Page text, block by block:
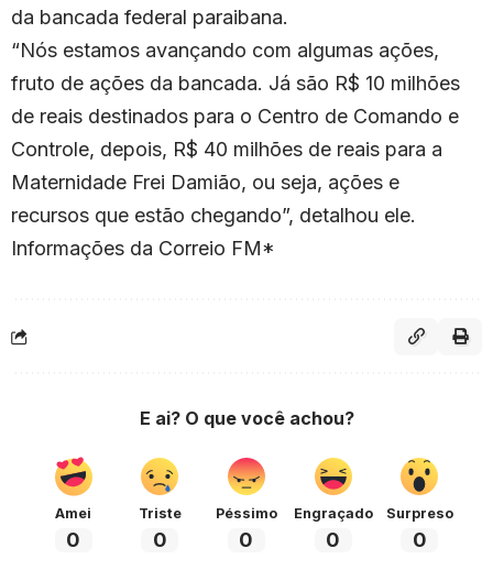
da bancada federal paraibana.
“Nós estamos avançando com algumas ações,
fruto de ações da bancada. Já são R$ 10 milhões
de reais destinados para o Centro de Comando e
Controle, depois, R$ 40 milhões de reais para a
Maternidade Frei Damião, ou seja, ações e
recursos que estão chegando”, detalhou ele.
Informações da Correio FM*
E ai? O que você achou?
Amei
0
Triste
0
Péssimo
0
Engraçado
0
Surpreso
0